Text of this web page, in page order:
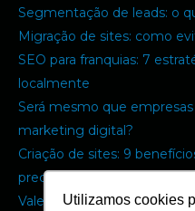
Utilizamos cookies
Segmentação de leads: o
Migração de sites: como
SEO para franquias: 7
localmente
Será mesmo que
marketing digital?
Criação de sites: 9
precisa saber
Vale a pena terceirizar a